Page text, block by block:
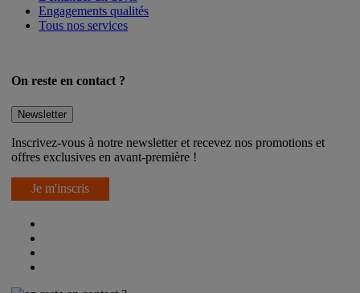
Engagements qualités
Tous nos services
On reste en contact ?
Newsletter
Inscrivez-vous à notre newsletter et recevez nos promotions et
offres exclusives en avant-première !
Je m'inscris